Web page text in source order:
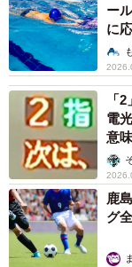
Ｘで拡散されたＧＡ
ャムジャム」に合わせ
クラブによると
アーノホーム戦で
による年1回のス
が、ちょうど中国
ー
に
祉
「
電
意
鹿
グ